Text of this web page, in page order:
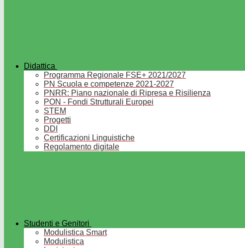
Didattica
Programma Regionale FSE+ 2021/2027
PN Scuola e competenze 2021-2027
PNRR: Piano nazionale di Ripresa e Risilienza
PON - Fondi Strutturali Europei
STEM
Progetti
DDI
Certificazioni Linguistiche
Regolamento digitale
Studenti e Genitori
Modulistica Smart
Modulistica